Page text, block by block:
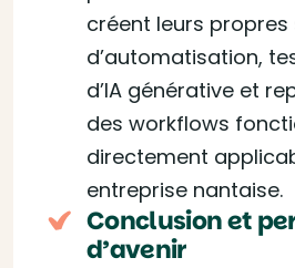
créent leurs propres
d’automatisation,
d’IA générative et
des workflows
directement
entreprise nantaise.
Conclusion et
d’avenir